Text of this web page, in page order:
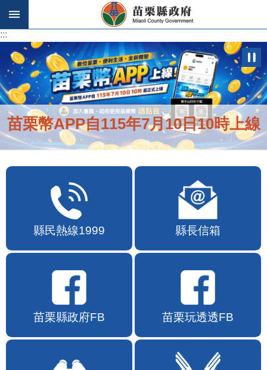
跳到主要內容區塊
:::
苗栗幣APP自115年7月10日10時上線
縣民熱線1999 縣長信箱
苗栗縣政府FB 苗栗玩透透FB